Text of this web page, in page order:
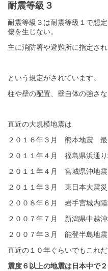
耐震等級３
耐震等級３は耐震等級１で想
傷を生じない。
主に消防署や避難所に指定さ
という規定がされています。
柱や壁の配置、壁自体の強さ
直近の大規模地震は
２０１６年３月 熊本地震 最
２０１１年４月 福島県浜通
２０１１年４月 宮城県沖地
２０１１年３月 東日本大震
２００８年６月 岩手宮城内
２００７年７月 新潟県中越
２００７年３月 能登半島地
直近の１０年ぐらいでもこれ
震度６以上の地震は日本中で